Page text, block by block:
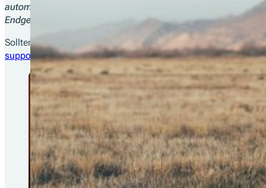
automatischen Update-Mechanismus und müssen (außer
Endgeräten durchführen.
Sollten Sie Rückfragen zu diesem Thema haben oder weitere
support@fiskaltrust.dezu kontaktieren.